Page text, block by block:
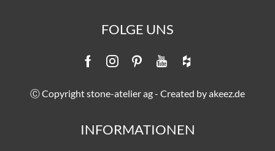
FOLGE UNS
Ⓒ Copyright stone-atelier ag - Created byakeez.de
INFORMATIONEN